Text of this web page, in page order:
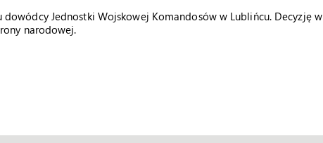
Jednostki Wojskowej Komandosów w Lublińcu. Decyzję w
narodowej.